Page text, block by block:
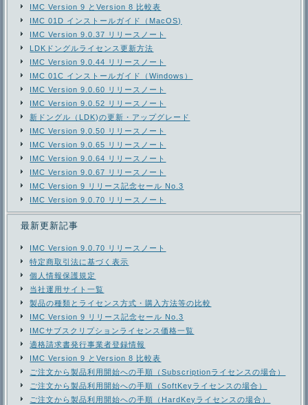
IMC Version 9 とVersion 8 比較表
IMC 01D インストールガイド（MacOS)
IMC Version 9.0.37 リリースノート
LDKドングルライセンス更新方法
IMC Version 9.0.44 リリースノート
IMC 01C インストールガイド（Windows）
IMC Version 9.0.60 リリースノート
IMC Version 9.0.52 リリースノート
新ドングル（LDK)の更新・アップグレード
IMC Version 9.0.50 リリースノート
IMC Version 9.0.65 リリースノート
IMC Version 9.0.64 リリースノート
IMC Version 9.0.67 リリースノート
IMC Version 9 リリース記念セール No.3
IMC Version 9.0.70 リリースノート
最新更新記事
IMC Version 9.0.70 リリースノート
特定商取引法に基づく表示
個人情報保護規定
当社運用サイト一覧
製品の種類とライセンス方式・購入方法等の比較
IMC Version 9 リリース記念セール No.3
IMCサブスクリプションライセンス価格一覧
適格請求書発行事業者登録情報
IMC Version 9 とVersion 8 比較表
ご注文から製品利用開始への手順（Subscriptionライセンスの場合）
ご注文から製品利用開始への手順（SoftKeyライセンスの場合）
ご注文から製品利用開始への手順（HardKeyライセンスの場合）